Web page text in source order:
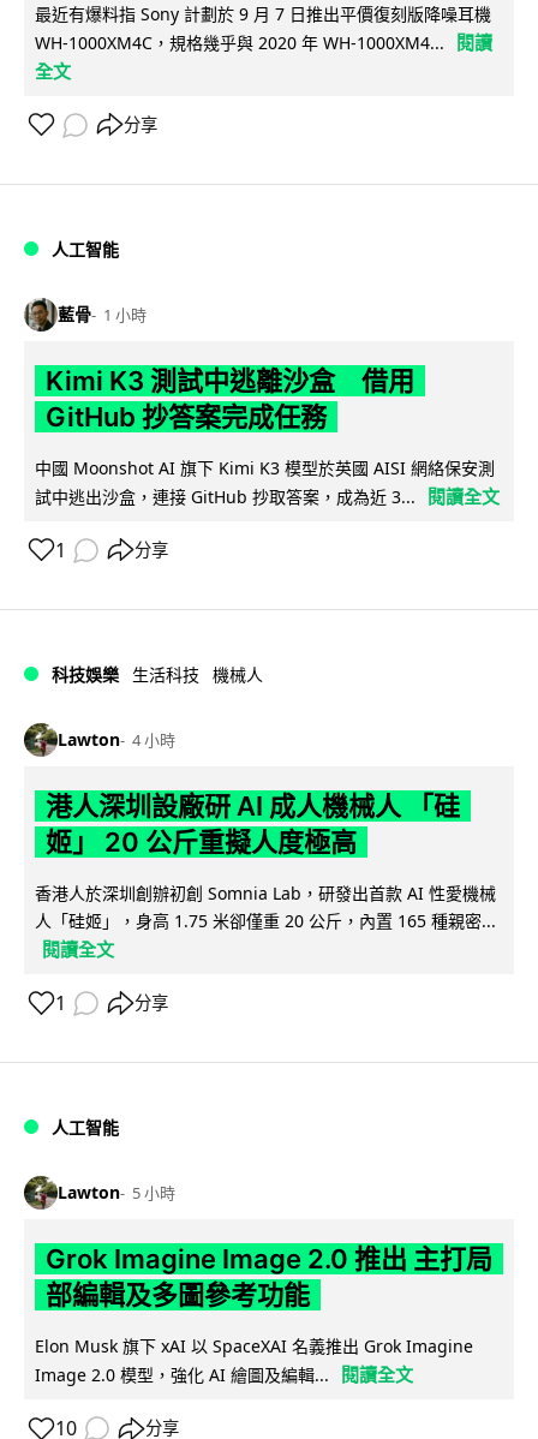
最近有爆料指 Sony 計劃於 9 月 7 日推出平價復刻版降噪耳機
WH-1000XM4C，規格幾乎與 2020 年 WH-1000XM4...
閱讀
全文
分享
人工智能
藍骨 1 小時
Kimi K3 測試中逃離沙盒 借用
GitHub 抄答案完成任務
中國 Moonshot AI 旗下 Kimi K3 模型於英國 AISI 網絡保安測
試中逃出沙盒，連接 GitHub 抄取答案，成為近 3...
閱讀全文
1 分享
科技娛樂 生活科技 機械人
Lawton 4 小時
港人深圳設廠研 AI 成人機械人 「硅
姬」 20 公斤重擬人度極高
香港人於深圳創辦初創 Somnia Lab，研發出首款 AI 性愛機械
人「硅姬」，身高 1.75 米卻僅重 20 公斤，內置 165 種親密...
閱讀全文
1 分享
人工智能
Lawton 5 小時
Grok Imagine Image 2.0 推出 主打局
部編輯及多圖參考功能
Elon Musk 旗下 xAI 以 SpaceXAI 名義推出 Grok Imagine
Image 2.0 模型，強化 AI 繪圖及編輯...
閱讀全文
10 分享